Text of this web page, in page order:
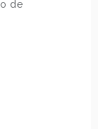
de